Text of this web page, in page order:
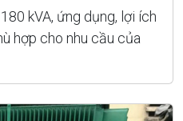
kVA, ứng dụng, lợi ích
hợp cho nhu cầu của